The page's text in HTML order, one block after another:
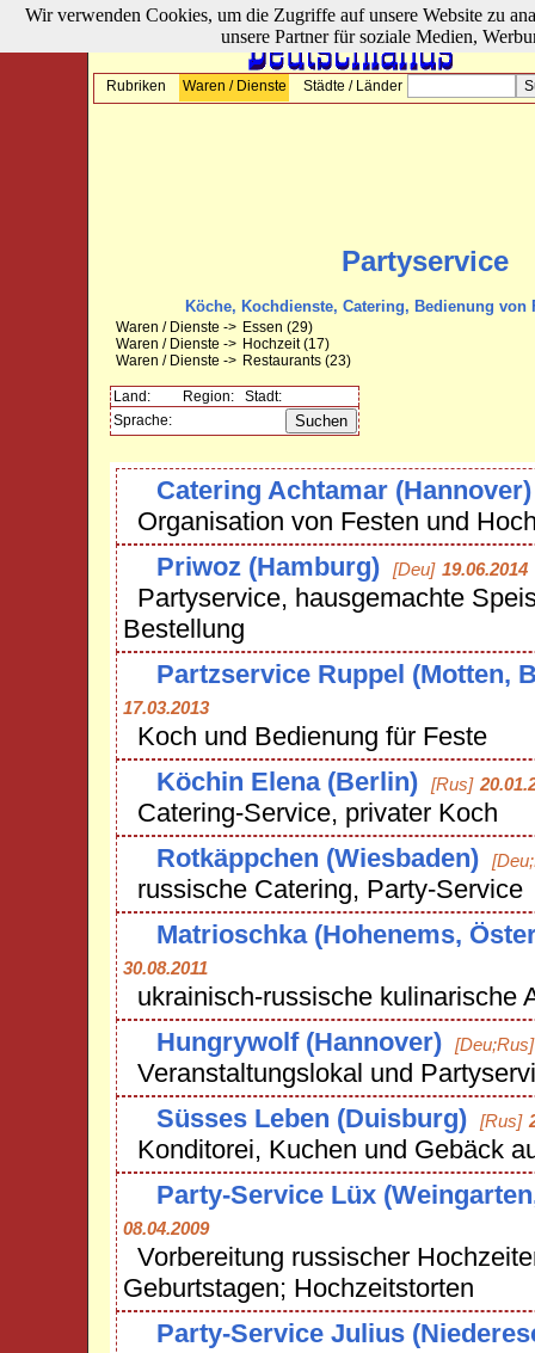
Rubriken Waren / Dienste Städte / Länder
Partyservice
Köche, Kochdienste, Catering, Bedienung von
Waren / Dienste -> Essen (29)
Waren / Dienste -> Hochzeit(17)
Waren / Dienste -> Restaurants(23)
Land: Region:
Stadt:
Sprache:
Catering Achtamar (Hannover)
Organisation von Festen und
Priwoz (Hamburg)
[Deu] 19.06.2014
Partyservice, hausgemachte
Bestellung
Partzservice Ruppel (Motten,
17.03.2013
Koch und Bedienung für Feste
Köchin Elena (Berlin)
[Rus]
Catering-Service, privater Koch
Rotkäppchen (Wiesbaden)
russische Catering, Party-Service
Matrioschka (Hohenems,
30.08.2011
ukrainisch-russische kulinarische
Hungrywolf (Hannover)
[Deu;Rus]
Veranstaltungslokal und
Süsses Leben (Duisburg)
[Rus]
Konditorei, Kuchen und Gebäck
Party-Service Lüx
08.04.2009
Vorbereitung russischer
Geburtstagen; Hochzeitstorten
Party-Service Julius
Wir verwenden Cookies, um die Zugriffe auf unsere Website zu
unsere Partner für soziale Medien,